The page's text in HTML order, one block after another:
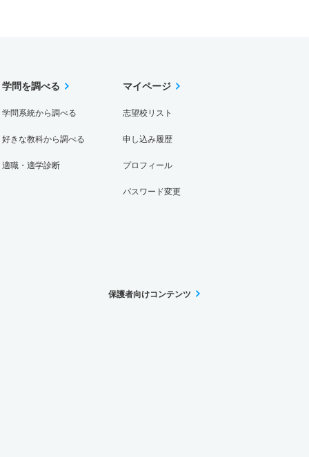
学問を調べる
学問系統から調べる
好きな教科から調べる
適職・適学診断
マイページ
志望校リスト
申し込み履歴
プロフィール
パスワード変更
保護者向けコンテンツ